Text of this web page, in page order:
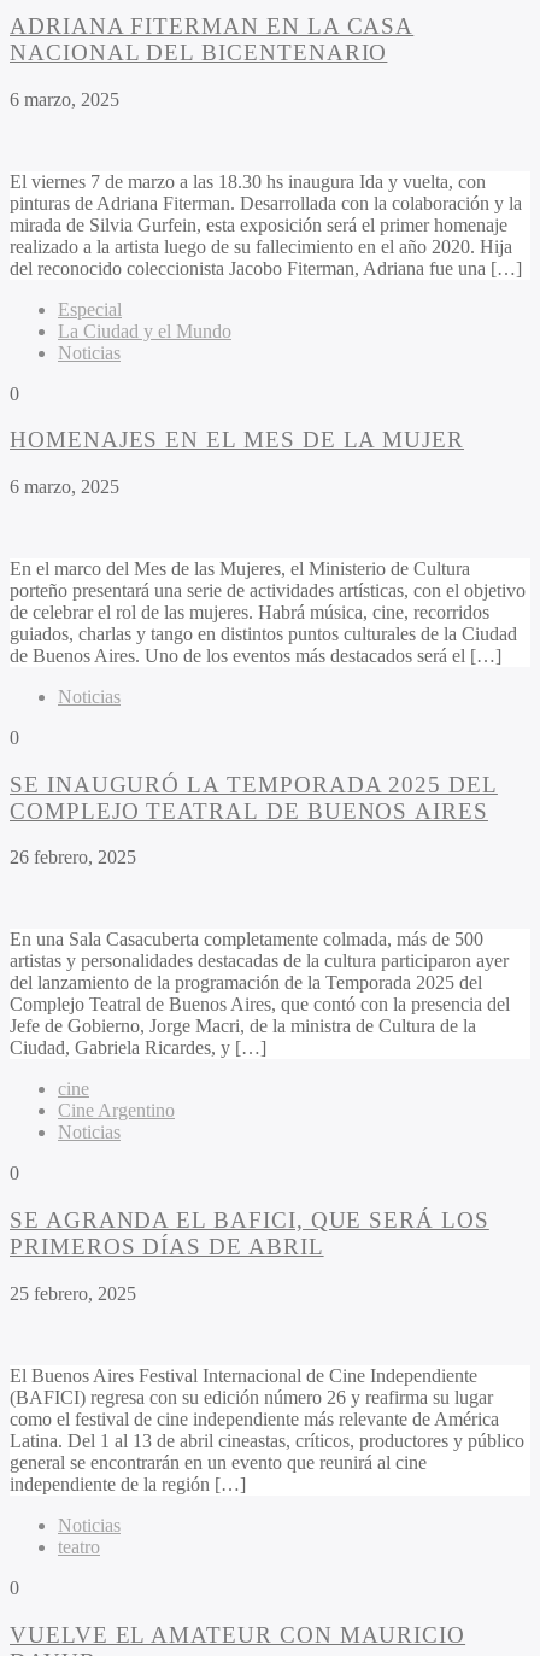
ADRIANA FITERMAN EN LA CASA
NACIONAL DEL BICENTENARIO
6 marzo, 2025
El viernes 7 de marzo a las 18.30 hs inaugura Ida y vuelta, con
pinturas de Adriana Fiterman. Desarrollada con la colaboración y la
mirada de Silvia Gurfein, esta exposición será el primer homenaje
realizado a la artista luego de su fallecimiento en el año 2020. Hija
del reconocido coleccionista Jacobo Fiterman, Adriana fue una […]
Especial
La Ciudad y el Mundo
Noticias
0
HOMENAJES EN EL MES DE LA MUJER
6 marzo, 2025
En el marco del Mes de las Mujeres, el Ministerio de Cultura
porteño presentará una serie de actividades artísticas, con el objetivo
de celebrar el rol de las mujeres. Habrá música, cine, recorridos
guiados, charlas y tango en distintos puntos culturales de la Ciudad
de Buenos Aires. Uno de los eventos más destacados será el […]
Noticias
0
SE INAUGURÓ LA TEMPORADA 2025 DEL
COMPLEJO TEATRAL DE BUENOS AIRES
26 febrero, 2025
En una Sala Casacuberta completamente colmada, más de 500
artistas y personalidades destacadas de la cultura participaron ayer
del lanzamiento de la programación de la Temporada 2025 del
Complejo Teatral de Buenos Aires, que contó con la presencia del
Jefe de Gobierno, Jorge Macri, de la ministra de Cultura de la
Ciudad, Gabriela Ricardes, y […]
cine
Cine Argentino
Noticias
0
SE AGRANDA EL BAFICI, QUE SERÁ LOS
PRIMEROS DÍAS DE ABRIL
25 febrero, 2025
El Buenos Aires Festival Internacional de Cine Independiente
(BAFICI) regresa con su edición número 26 y reafirma su lugar
como el festival de cine independiente más relevante de América
Latina. Del 1 al 13 de abril cineastas, críticos, productores y público
general se encontrarán en un evento que reunirá al cine
independiente de la región […]
Noticias
teatro
0
VUELVE EL AMATEUR CON MAURICIO